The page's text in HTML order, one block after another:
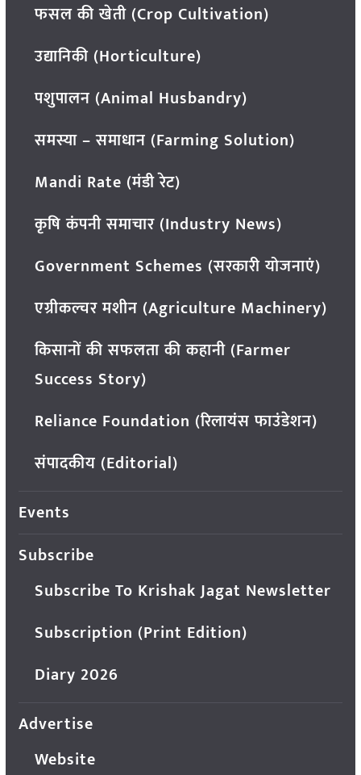
फसल की खेती (Crop Cultivation)
उद्यानिकी (Horticulture)
पशुपालन (Animal Husbandry)
समस्या – समाधान (Farming Solution)
Mandi Rate (मंडी रेट)
कृषि कंपनी समाचार (Industry News)
Government Schemes (सरकारी योजनाएं)
एग्रीकल्चर मशीन (Agriculture Machinery)
किसानों की सफलता की कहानी (Farmer
Success Story)
Reliance Foundation (रिलायंस फाउंडेशन)
संपादकीय (Editorial)
Events
Subscribe
Subscribe To Krishak Jagat Newsletter
Subscription (Print Edition)
Diary 2026
Advertise
Website